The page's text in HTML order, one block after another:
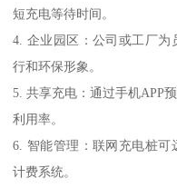
短充电等待时间。
4. 企业园区：公司或工厂为
行和环保形象。
5. 共享充电：通过手机APP
利用率。
6. 智能管理：联网充电桩
计费系统。